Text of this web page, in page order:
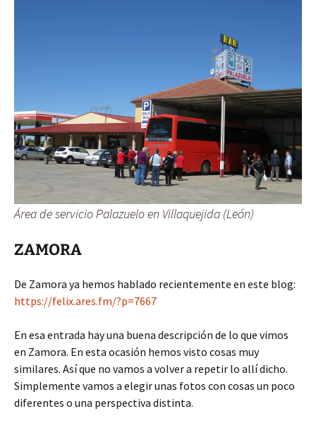
Área de servicio Palazuelo en Villaquejida (León)
ZAMORA
De Zamora ya hemos hablado recientemente en este blog:
https://felix.ares.fm/?p=7667
En esa entrada hay una buena descripción de lo que vimos
en Zamora. En esta ocasión hemos visto cosas muy
similares. Así que no vamos a volver a repetir lo allí dicho.
Simplemente vamos a elegir unas fotos con cosas un poco
diferentes o una perspectiva distinta.